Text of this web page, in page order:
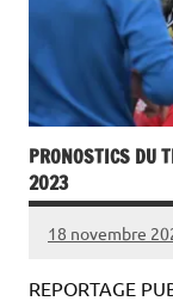
PRONOSTICS DU
2023
18 novembre
REPORTAGE